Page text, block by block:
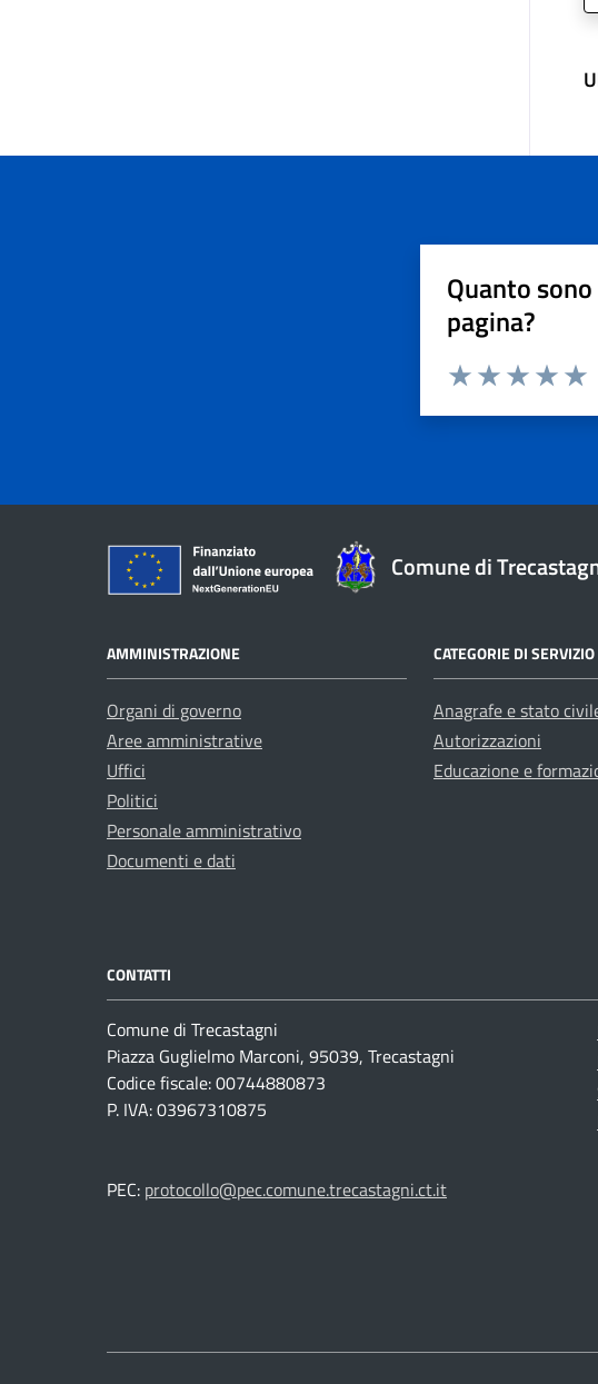
Quanto
pagina?
Comune di
AMMINISTRAZIONE
Organi di governo
Aree amministrative
Uffici
Politici
Personale amministrativo
Documenti e dati
CATEGORIE DI SERVIZIO
Anagrafe e stato
Autorizzazioni
Educazione e
CONTATTI
Comune di Trecastagni
Piazza Guglielmo Marconi, 95039, Trecastagni
Codice fiscale: 00744880873
P. IVA: 03967310875
PEC: protocollo@pec.comune.trecastagni.ct.it